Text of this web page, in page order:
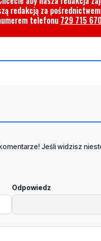
redakcją za
telefonu 729 715 670
Jeśli widzisz
Odpowiedz